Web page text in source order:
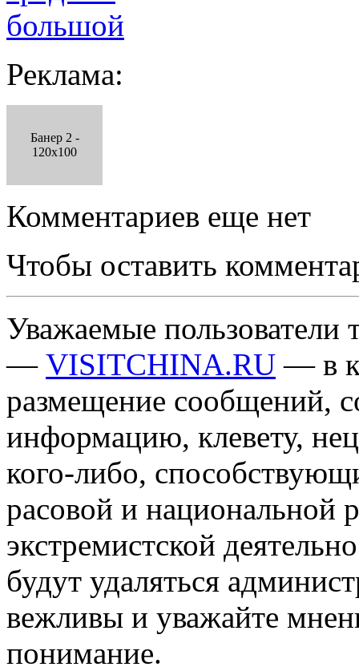
большой
Реклама:
Банер 2 -
120x100
Комментариев еще нет
Чтобы оставить
Уважаемые пользователи
— VISITCHINA.RU — в
размещение сообщений,
информацию, клевету,
кого-либо,
расовой и национальной
экстремистской
будут удаляться
вежливы и уважайте
понимание.